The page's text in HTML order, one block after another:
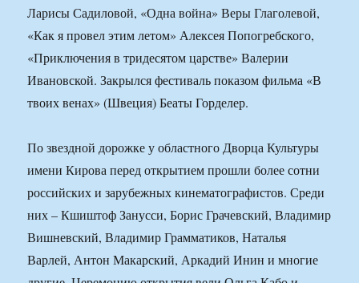
Ларисы Садиловой, «Одна война» Веры Глаголевой,
«Как я провел этим летом» Алексея Попогребского,
«Приключения в тридесятом царстве» Валерии
Ивановской. Закрылся фестиваль показом фильма «В
твоих венах» (Швеция) Беаты Горделер.
По звездной дорожке у областного Дворца Культуры
имени Кирова перед открытием прошли более сотни
российских и зарубежных кинематографистов. Среди
них – Кшиштоф Занусси, Борис Грачевский, Владимир
Вишневский, Владимир Грамматиков, Наталья
Варлей, Антон Макарский, Аркадий Инин и многие